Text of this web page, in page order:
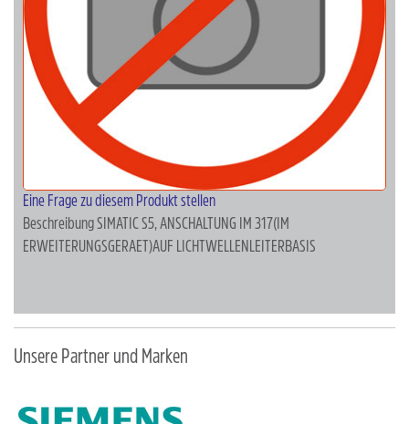
Eine Frage zu diesem Produkt stellen
BeschreibungSIMATIC S5, ANSCHALTUNG IM 317(IM
ERWEITERUNGSGERAET)AUF LICHTWELLENLEITERBASIS
Unsere Partner und Marken